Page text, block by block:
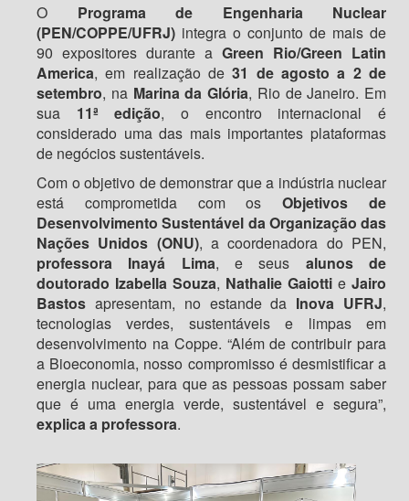
O Programa de Engenharia Nuclear
(PEN/COPPE/UFRJ) integra o conjunto de mais de
90 expositores durante a Green Rio/Green Latin
America, em realização de31 de agosto a 2 de
setembro, na Marina da Glória, Rio de Janeiro. Em
sua 11ª edição, o encontro internacional é
considerado uma das mais importantes plataformas
de negócios sustentáveis.
Com o objetivo de demonstrar que a indústria nuclear
está comprometida com osObjetivos de
Desenvolvimento Sustentável da Organização das
Nações Unidos (ONU), a coordenadora do PEN,
professora Inayá Lima, e seus alunos de
doutorado Izabella Souza, Nathalie Gaiotti e Jairo
Bastos apresentam, no estande da Inova UFRJ,
tecnologias verdes, sustentáveis e limpas em
desenvolvimento na Coppe. “Além de contribuir para
a Bioeconomia, nosso compromisso é desmistificar a
energia nuclear, para que as pessoas possam saber
que é uma energia verde, sustentável e segura”,
explica a professora.